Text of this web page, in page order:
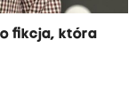
fikcja, która